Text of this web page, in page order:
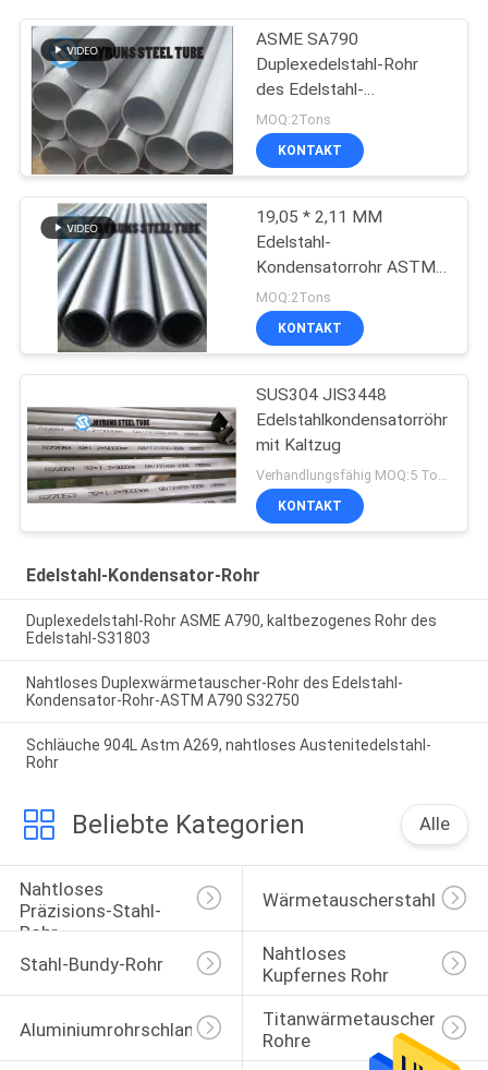
ASME SA790
Duplexedelstahl-Rohr
des Edelstahl-
Kondensator-Rohr-UNS
S31500
MOQ:2Tons
KONTAKT
19,05 * 2,11 MM
Edelstahl-
Kondensatorrohr ASTM
A249 316 316L
MOQ:2Tons
KONTAKT
SUS304 JIS3448
Edelstahlkondensatorröhre
mit Kaltzug
KONTAKT
Edelstahl-Kondensator-Rohr
Duplexedelstahl-Rohr ASME A790, kaltbezogenes Rohr des
Edelstahl-S31803
Nahtloses Duplexwärmetauscher-Rohr des Edelstahl-
Kondensator-Rohr-ASTM A790 S32750
Schläuche 904L Astm A269, nahtloses Austenitedelstahl-
Rohr
Beliebte Kategorien Alle
Nahtloses
Präzisions-Stahl-
Rohr
Wärmetauscherstahlrohr
Stahl-Bundy-Rohr
Nahtloses
Kupfernes Rohr
Aluminiumrohrschlange
Titanwärmetauscher-
Rohre